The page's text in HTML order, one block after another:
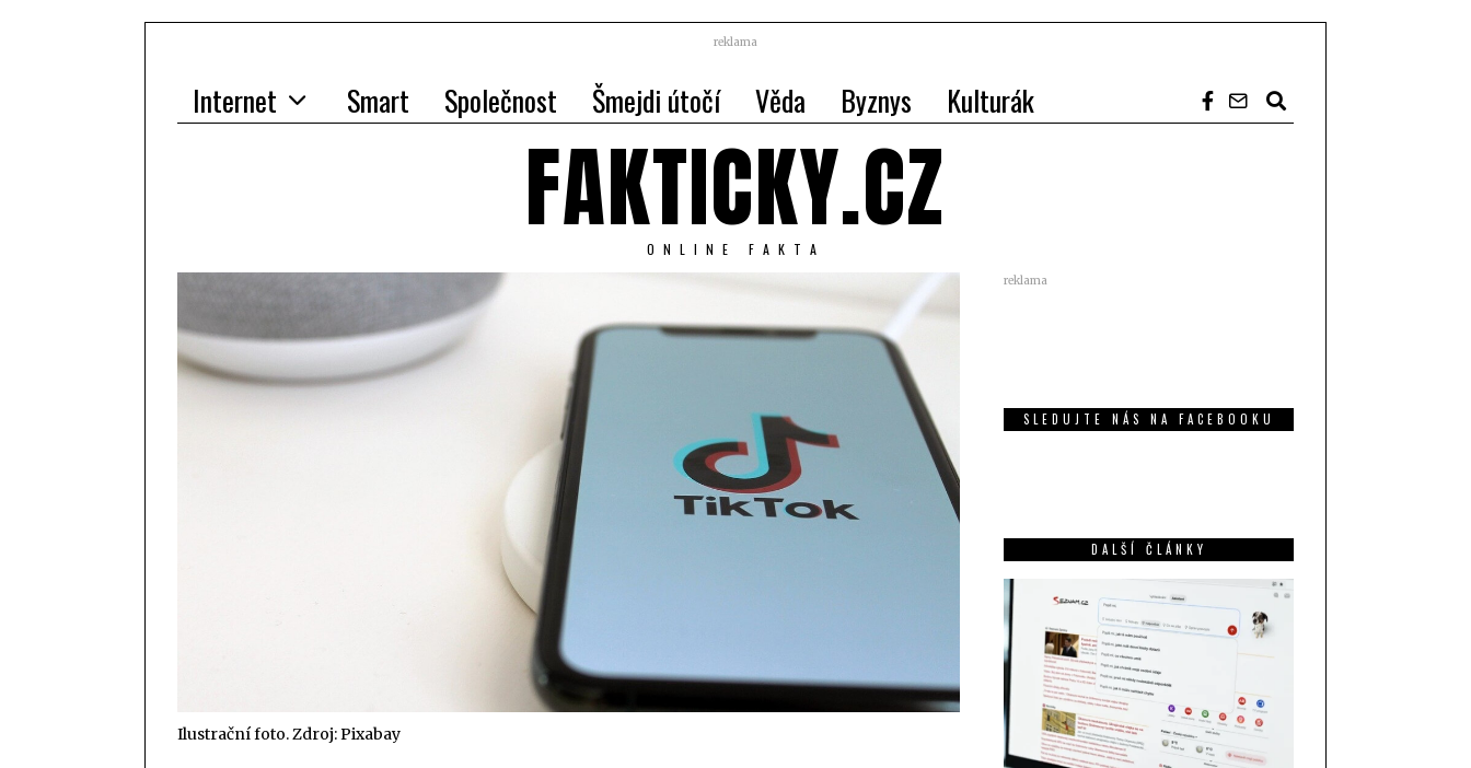
reklama
Internet Smart Společnost Šmejdi útočí Věda Byznys Kulturák
FAKTICKY.CZ
ONLINE FAKTA
Ilustrační foto. Zdroj: Pixabay
reklama
SLEDUJTE NÁS NA FACEBOOKU
DALŠÍ ČLÁNKY